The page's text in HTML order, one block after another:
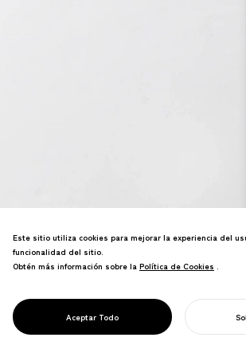
DISEÑO
PUBLICITARIO
NOSIGNER
Combinando
inspiran
cambian
Este sitio utiliza cookies para mejorar la experiencia del
funcionalidad del sitio.
Obtén más información sobre la Política de Cookies
Política de Cookies .
Aceptar Todo